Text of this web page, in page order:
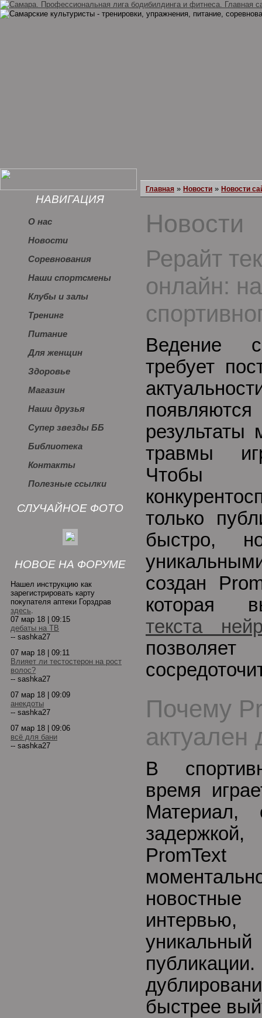
НАВИГАЦИЯ
О нас
Новости
Соревнования
Наши спортсмены
Клубы и залы
Тренинг
Питание
Для женщин
Здоровье
Магазин
Наши друзья
Супер звезды ББ
Библиотека
Контакты
Полезные ссылки
СЛУЧАЙНОЕ ФОТО
НОВОЕ НА ФОРУМЕ
Нашел инструкцию как
зарегистрировать карту
покупателя аптеки Горздрав
здесь.
07 мар 18 | 09:15
дебаты на ТВ
-- sashka27
07 мар 18 | 09:11
Влияет ли тестостерон на рост
волос?
-- sashka27
07 мар 18 | 09:09
анекдоты
-- sashka27
07 мар 18 | 09:06
всё для бани
-- sashka27
Главная » Новости » Новости
Новости
Рерайт
онлайн:
Ведение
требует
результаты
травмы
Чтобы
только
быстро,
создан
которая
текста
Почему
актуален
В
время
Материал,
быстрее